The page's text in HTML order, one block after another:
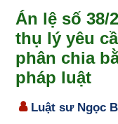
Án lệ số 38/
thụ lý yêu
phân chia
pháp luật
Luật sư Ngọc